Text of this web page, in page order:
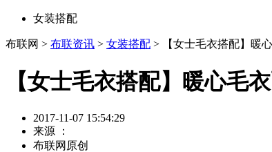
女装搭配
布联网 > 布联资讯 > 女装搭配 > 【女士毛衣搭配】暖
【女士毛衣搭配】暖心毛
2017-11-07 15:54:29
来源 ：
布联网原创